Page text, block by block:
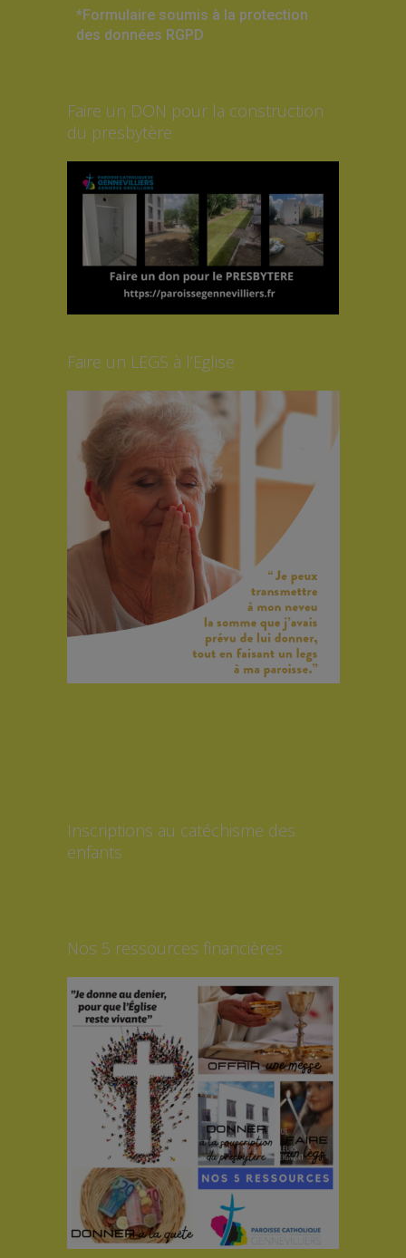
*Formulaire soumis à la protection
des données RGPD
Faire un DON pour la construction
du presbytère
Faire un LEGS à l’Eglise
Inscriptions au catéchisme des
enfants
Nos 5 ressources financières